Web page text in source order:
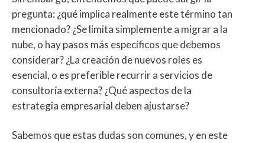
pregunta: ¿qué implica realmente este término tan
mencionado? ¿Se limita simplemente a migrar a la
nube, o hay pasos más específicos que debemos
considerar? ¿La creación de nuevos roles es
esencial, o es preferible recurrir a servicios de
consultoría externa? ¿Qué aspectos de la
estrategia empresarial deben ajustarse?
Sabemos que estas dudas son comunes, y en este